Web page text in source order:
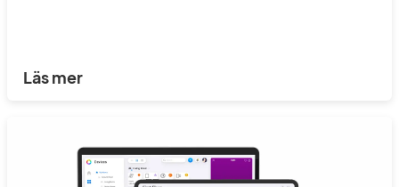
Läs mer